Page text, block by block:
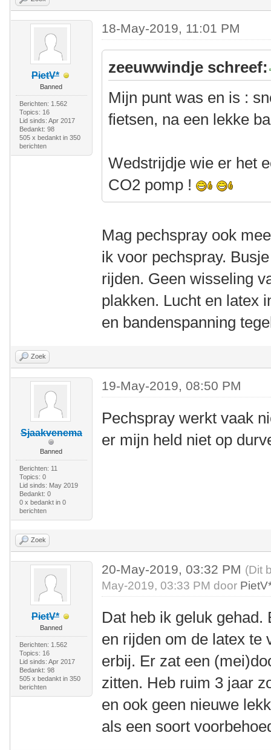
PietV*
Banned
Berichten: 1.562
Topics: 16
Lid sinds: Apr 2017
Bedankt: 98
505 x bedankt in 350
berichten
18-May-2019, 11:01 PM
zeeuwwindje schreef:
Mijn punt was en is :
fietsen, na een lekke
Wedstrijdje wie er het
CO2 pomp !
Mag pechspray ook
ik voor pechspray.
rijden. Geen wisseling
plakken. Lucht en latex
en bandenspanning
Zoek
Sjaakvenema
Banned
Berichten: 11
Topics: 0
Lid sinds: May 2019
Bedankt: 0
0 x bedankt in 0
berichten
19-May-2019, 08:50 PM
Pechspray werkt vaak
er mijn held niet op
Zoek
PietV*
Banned
Berichten: 1.562
Topics: 16
Lid sinds: Apr 2017
Bedankt: 98
505 x bedankt in 350
berichten
20-May-2019, 03:32 PM (Dit
May-2019, 03:33 PM door
Dat heb ik geluk
en rijden om de latex te
erbij. Er zat een
zitten. Heb ruim 3 jaar
en ook geen nieuwe
als een soort